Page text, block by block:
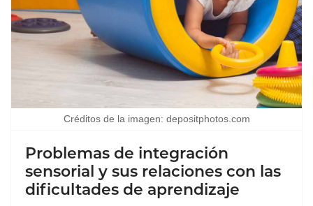
Créditos de la imagen: depositphotos.com
Problemas de integración
sensorial y sus relaciones con las
dificultades de aprendizaje